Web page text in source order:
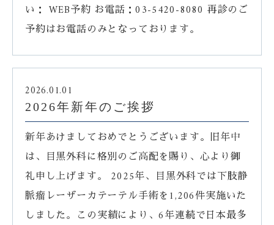
い： WEB予約 お電話：03-5420-8080 再診のご
予約はお電話のみとなっております。
2026.01.01
2026年新年のご挨拶
新年あけましておめでとうございます。旧年中
は、目黒外科に格別のご高配を賜り、心より御
礼申し上げます。 2025年、目黒外科では下肢静
脈瘤レーザーカテーテル手術を1,206件実施いた
しました。この実績により、6年連続で日本最多